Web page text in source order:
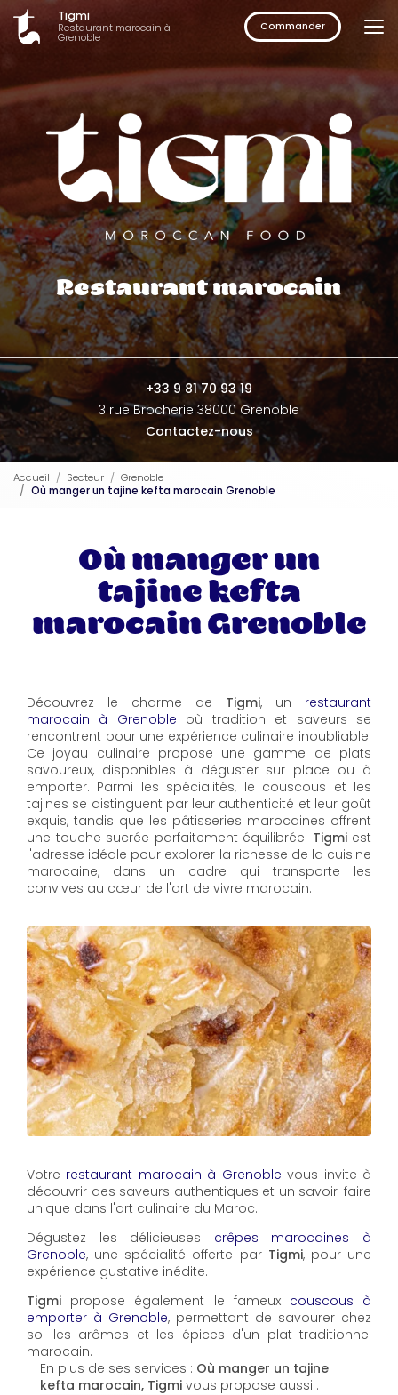
contenu
Tigmi
Restaurant marocain à
Grenoble
Commander
Restaurant marocain
+33 9 81 70 93 19
3 rue Brocherie 38000 Grenoble
Contactez-nous
Accueil Secteur
Grenoble
Où manger un tajine kefta marocain Grenoble
Où manger un
tajine kefta
marocain Grenoble
Découvrez le charme de Tigmi, un restaurant
marocain à Grenoble où tradition et saveurs se
rencontrent pour une expérience culinaire inoubliable.
Ce joyau culinaire propose une gamme de plats
savoureux, disponibles à déguster sur place ou à
emporter. Parmi les spécialités, le couscous et les
tajines se distinguent par leur authenticité et leur goût
exquis, tandis que les pâtisseries marocaines offrent
une touche sucrée parfaitement équilibrée. Tigmiest
l'adresse idéale pour explorer la richesse de la cuisine
marocaine, dans un cadre qui transporte les
convives au cœur de l'art de vivre marocain.
Votre restaurant marocain à Grenoble vous invite à
découvrir des saveurs authentiques et un savoir-faire
unique dans l'art culinaire du Maroc.
Dégustez les délicieuses crêpes marocaines à
Grenoble, une spécialité offerte par Tigmi, pour une
expérience gustative inédite.
Tigmi propose également le fameux couscous à
emporter à Grenoble, permettant de savourer chez
soi les arômes et les épices d'un plat traditionnel
marocain.
En plus de ses services : Où manger un tajine
kefta marocain, Tigmi vous propose aussi :